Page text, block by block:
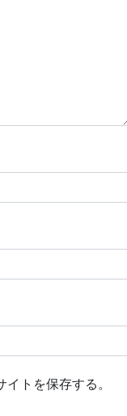
トを保存する。